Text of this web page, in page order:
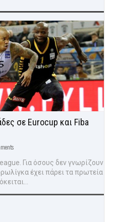
σε Eurocup και Fiba
Για όσους δεν γνωρίζουν
έχει πάρει τα πρωτεία